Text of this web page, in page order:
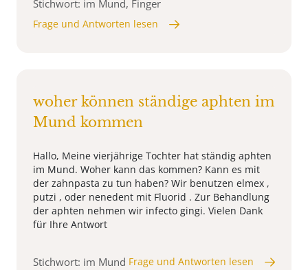
Stichwort: im Mund, Finger
Frage und Antworten lesen
woher können ständige aphten im
Mund kommen
Hallo, Meine vierjährige Tochter hat ständig aphten
im Mund. Woher kann das kommen? Kann es mit
der zahnpasta zu tun haben? Wir benutzen elmex ,
putzi , oder nenedent mit Fluorid . Zur Behandlung
der aphten nehmen wir infecto gingi. Vielen Dank
für Ihre Antwort
Stichwort: im Mund Frage und Antworten lesen